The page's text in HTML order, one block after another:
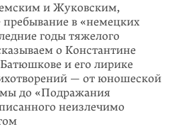
и Жуковским,
в «немецких
годы тяжелого
о Константине
и его лирике
— от юношеской
до «Подражания
неизлечимо